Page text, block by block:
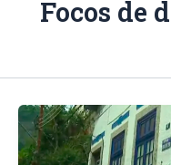
Focos de